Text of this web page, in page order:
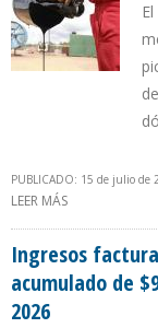
PUBLICADO: 15 de julio de
LEER MÁS
Ingresos
acumulado de
2026